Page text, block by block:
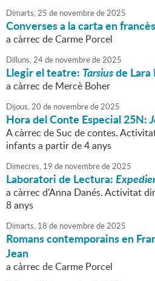
Dimarts,25 de novembrede2025
Converses a la carta en
a càrrec de Carme Porcel
Dilluns,24de novembrede2025
Llegir el teatre: Tarsiusde
a càrrec de Mercè Boher
Dijous,20 de novembrede2025
Hora del Conte Especial 25N:
A càrrec de Suc de contes.
infants a partir de 4 anys
Dimecres, 19 de novembrede2025
Laboratori de Lectura:
a càrrec d'Anna Danés. Activitat
8 anys
Dimarts, 18 de novembrede2025
Romans contemporains en
Jean
a càrrec de Carme Porcel